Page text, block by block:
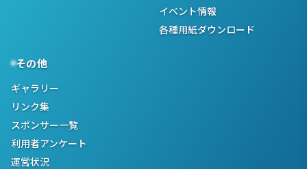
イベント情報
各種用紙ダウンロード
その他
ギャラリー
リンク集
スポンサー一覧
利用者アンケート
運営状況